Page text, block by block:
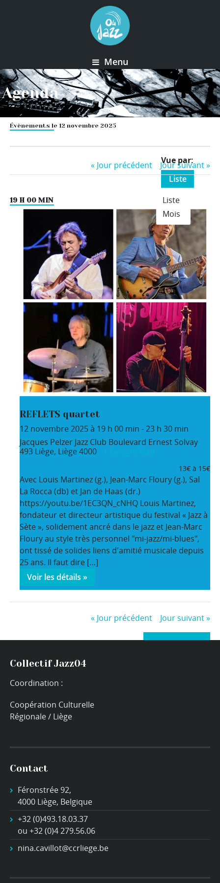
Menu
Agenda
Évènements le 12 novembre 2025
Event
Views
Navigation
Vue par
Liste
Liste
Mois
« Jour précédent Jour suivant»
19 H 00 MIN
REFLETS quartet
12 novembre 2025 à 19 h 00 min -23 h 30 min
Jacques Pelzer Jazz Club Boulevard Ernest Solvay
493 Liège, Liège4000
13€ à 15€
Avec Louis Martinez (g.), Jean-Marc Floury (g.), Sal
La Rocca (db) et Jan de Haas (dr.)
https://youtu.be/1EC3QN_cNHQ Louis Martinez,
fondateur et directeur artistique du festival « Jazz à
Sète », solidement ancré dans le jazz et Jean-Marc
Floury au style très personnel "mi-jazz/mi-blues",
ont tissé de solides liens d'amitié musicale depuis
25 ans. Il faut dire […]
Voir les détails »
« Jour précédent Jour suivant»
Collectif Jazz04
Coordination :
Coopération Culturelle
Régionale / Liège
Contact
Féronstrée 92,
4000 Liège, Belgique
+32 (0)493.18.03.37
ou +32 (0)4 279.56.06
nina.cavillot@ccrliege.be